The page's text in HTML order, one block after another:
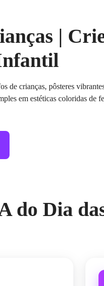
|
de crianças, pôsteres
em estéticas coloridas de
do Dia